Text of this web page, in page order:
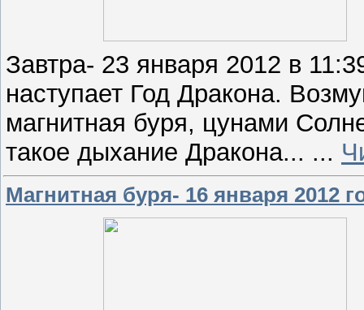
Завтра- 23 января 2012 в
наступает Год Дракона.
магнитная буря, цунами
такое дыхание Дракона... ...
Магнитная буря- 16 января 2012